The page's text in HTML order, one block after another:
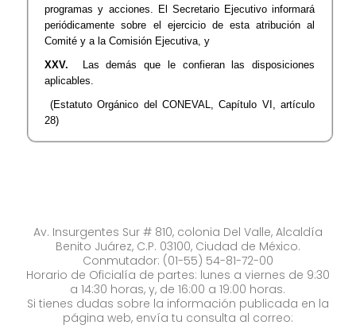
programas y acciones. El Secretario Ejecutivo informará
periódicamente sobre el ejercicio de esta atribución al
Comité y a la Comisión Ejecutiva, y
XXV. Las demás que le confieran las disposiciones
aplicables.
(Estatuto Orgánico del CONEVAL, Capítulo VI, artículo
28)​
Av. Insurgentes Sur # 810, colonia Del Valle, Alcaldía
Benito Juárez, C.P. 03100, Ciudad de México.
Conmutador: (01-55) 54-81-72-00
Horario de Oficialía de partes: lunes a viernes de 9:30
a 14:30 horas, y, de 16:00 a 19:00 horas.
Si tienes dudas sobre la información publicada en la
página web, envía tu consulta al correo: